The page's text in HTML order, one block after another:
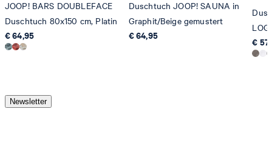
JOOP! BARS DOUBLEFACE
Duschtuch 80x150 cm, Platin
€ 64,95
Duschtuch JOOP! SAUNA in
Graphit/Beige gemustert
€ 64,95
€
Newsletter